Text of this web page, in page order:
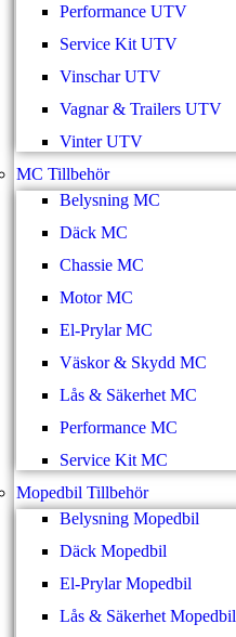
Performance UTV
Service Kit UTV
Vinschar UTV
Vagnar & Trailers UTV
Vinter UTV
MC Tillbehör
Belysning MC
Däck MC
Chassie MC
Motor MC
El-Prylar MC
Väskor & Skydd MC
Lås & Säkerhet MC
Performance MC
Service Kit MC
Mopedbil Tillbehör
Belysning Mopedbil
Däck Mopedbil
El-Prylar Mopedbil
Lås & Säkerhet Mopedbil